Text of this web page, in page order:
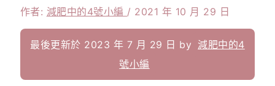
作者: 減肥中的4號小編 / 2021 年 10 月 29 日
最後更新於 2023 年 7 月 29 日 by 減肥中的4
號小編